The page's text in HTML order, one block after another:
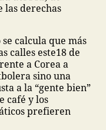
las derechas
calcula que más
calles este18 de
a Corea a
sino una
a la “gente bien”
café y los
prefieren